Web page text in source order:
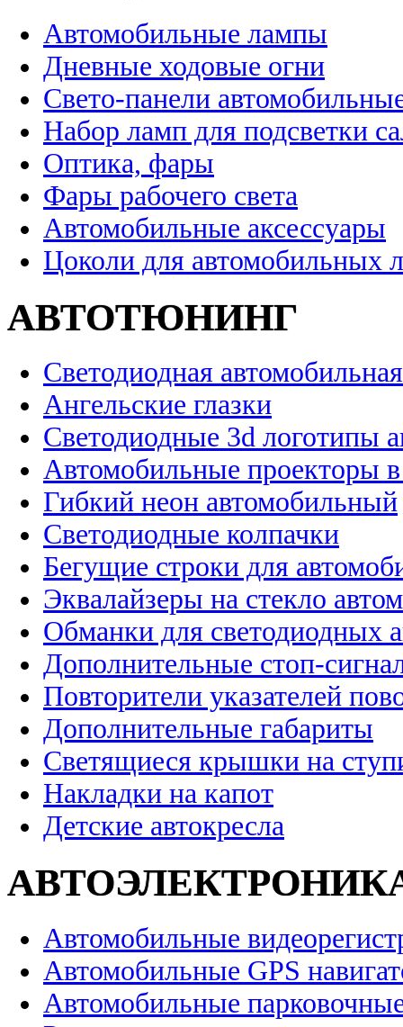
Автомобильные лампы
Дневные ходовые огни
Свето-панели
Набор ламп для подсветки
Оптика, фары
Фары рабочего света
Автомобильные аксессуары
Цоколи для автомобильных
АВТОТЮНИНГ
Светодиодная
Ангельские глазки
Светодиодные 3d логотипы
Автомобильные проекторы
Гибкий неон автомобильный
Светодиодные колпачки
Бегущие строки для
Эквалайзеры на стекло
Обманки для светодиодных
Дополнительные стоп-
Повторители указателей
Дополнительные габариты
Светящиеся крышки на
Накладки на капот
Детские автокресла
Автомобильные
Автомобильные GPS
Автомобильные